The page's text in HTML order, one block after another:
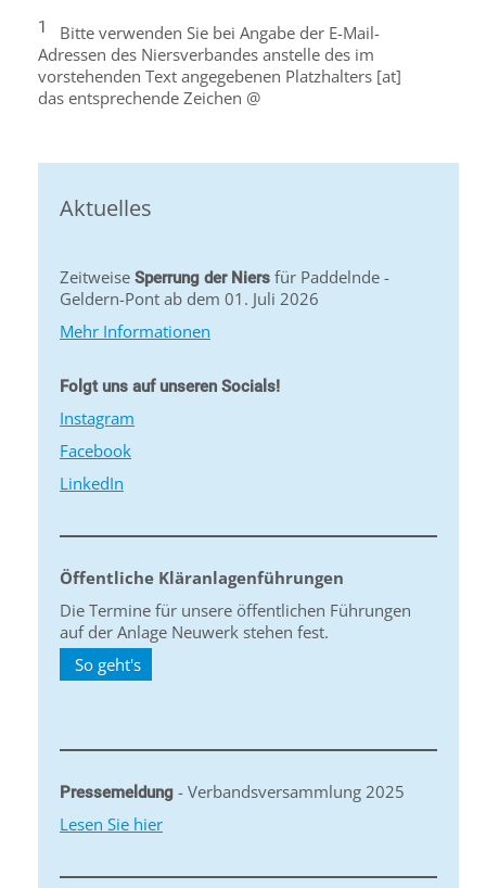
1
Bitte verwenden Sie bei Angabe der E-Mail-
Adressen des Niersverbandes anstelle des im
vorstehenden Text angegebenen Platzhalters [at]
das entsprechende Zeichen @
Aktuelles
Zeitweise Sperrung der Niers für Paddelnde -
Geldern-Pont ab dem 01. Juli 2026
Mehr Informationen
Folgt uns auf unseren Socials!
Instagram
Facebook
LinkedIn
Öffentliche Kläranlagenführungen
Die Termine für unsere öffentlichen Führungen
auf der Anlage Neuwerk stehen fest.
So geht's
Pressemeldung - Verbandsversammlung 2025
Lesen Sie hier